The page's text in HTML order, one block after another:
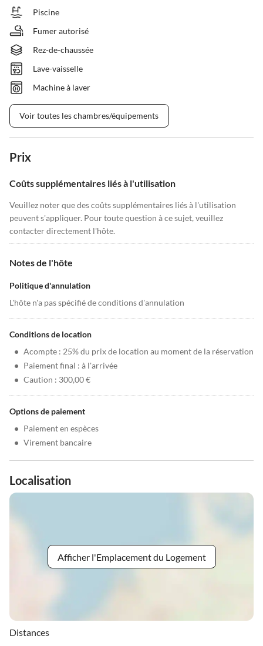
Piscine
Fumer autorisé
Rez-de-chaussée
Lave-vaisselle
Machine à laver
Voir toutes les chambres/équipements
Prix
Coûts supplémentaires liés à l'utilisation
Veuillez noter que des coûts supplémentaires liés à l'utilisation
peuvent s'appliquer. Pour toute question à ce sujet, veuillez
contacter directement l'hôte.
Notes de l'hôte
Politique d'annulation
L'hôte n'a pas spécifié de conditions d'annulation
Conditions de location
• Acompte : 25% du prix de location au moment de la réservation
• Paiement final : à l'arrivée
• Caution : 300,00 €
Options de paiement
• Paiement en espèces
• Virement bancaire
Localisation
Afficher l'Emplacement du Logement
Distances